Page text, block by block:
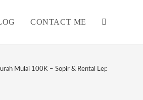
CONTACT ME
WEBSITE
Mulai 100K – Sopir & Rental Lepas Kunci